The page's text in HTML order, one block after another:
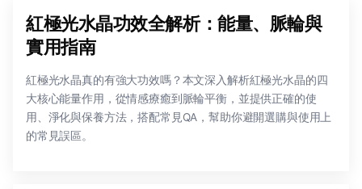
紅極光水晶功效全解析：能量、脈輪與
實用指南
紅極光水晶真的有強大功效嗎？本文深入解析紅極光水晶的四
大核心能量作用，從情感療癒到脈輪平衡，並提供正確的使
用、淨化與保養方法，搭配常見QA，幫助你避開選購與使用上
的常見誤區。